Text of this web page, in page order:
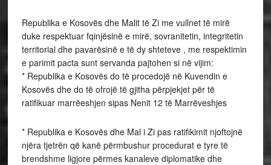
Republika e Kosovës dhe Malit të Zi me vullnet të mirë
duke respektuar fqinjësinë e mirë, sovranitetin, integritetin
territorial dhe pavarësinë e të dy shteteve , me respektimin
e parimit pacta sunt servanda pajtohen si në vijim:
* Republika e Kosovës do të procedojë në Kuvendin e
Kosovës dhe do të ofrojë të gjitha përpjekjet për të
ratifikuar marrëeshjen sipas Nenit 12 të Marrëveshjes
* Republika e Kosovës dhe Mal i Zi pas ratifikimit njoftojnë
njëra tjetrën që kanë përmbushur procedurat e tyre të
brendshme ligjore përmes kanaleve diplomatike dhe